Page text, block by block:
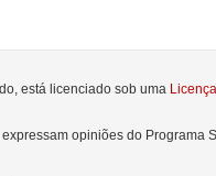
está licenciado sob uma
opiniões do Programa